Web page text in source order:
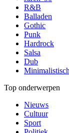
R&B
Balladen
Gothic
Punk
Hardrock
Salsa
Dub
Top onderwerpen
Nieuws
Cultuur
Sport